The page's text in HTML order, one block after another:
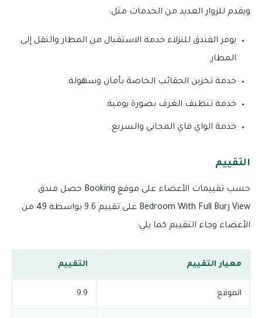
ويقدم للزوار العديد من الخدمات مثل:
يوفر الفندق للنزلاء خدمة الاستقبال من المطار والنقل إلى
المطار.
خدمة تخزين الحقائب الخاصة بأمان وسهولة.
خدمة تنظيف الغرف بصورة يومية.
خدمة الواي فاي المجاني والسريع.
التقييم
حسب تقييمات الأعضاء على موقع Booking حصل فندق
Bedroom With Full Burj View على تقييم 9.6 بواسطة 49 من
الأعضاء وجاء التقييم كما يلي:
معيار التقييم التقييم
الموقع 9.9